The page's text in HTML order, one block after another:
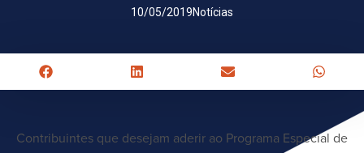
10/05/2019Notícias
Contribuintes que desejam aderir ao Programa Especial de